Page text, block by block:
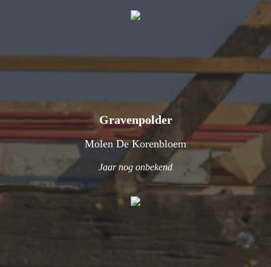
Gravenpolder
Molen De Korenbloem
Jaar nog onbekend